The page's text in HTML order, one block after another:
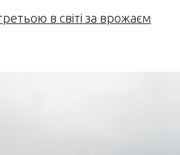
в світі за врожаєм